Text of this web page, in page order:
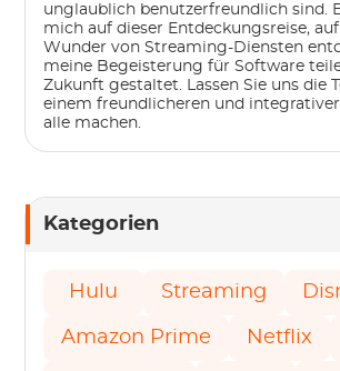
unglaublich benutzerfreundlich sind.
mich auf dieser Entdeckungsreise,
Wunder von Streaming-Diensten
meine Begeisterung für Software
Zukunft gestaltet. Lassen Sie uns die
einem freundlicheren und
alle machen.
Kategorien
Hulu Streaming
Amazon Prime Netflix